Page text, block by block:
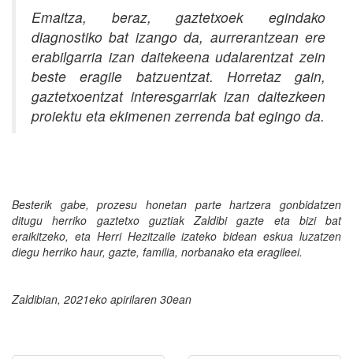
Emaitza, beraz, gaztetxoek egindako
diagnostiko bat izango da, aurrerantzean ere
erabilgarria izan daitekeena udalarentzat zein
beste eragile batzuentzat. Horretaz gain,
gaztetxoentzat interesgarriak izan daitezkeen
proiektu eta ekimenen zerrenda bat egingo da.
Besterik gabe, prozesu honetan parte hartzera gonbidatzen
ditugu herriko gaztetxo guztiak Zaldibi gazte eta bizi bat
eraikitzeko, eta Herri Hezitzaile izateko bidean eskua luzatzen
diegu herriko haur, gazte, familia, norbanako eta eragileei.
Zaldibian, 2021eko apirilaren 30ean